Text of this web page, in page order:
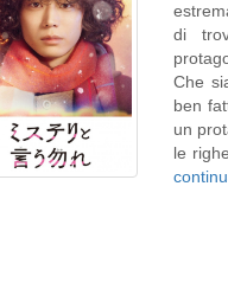
di
Che
ben
un
le